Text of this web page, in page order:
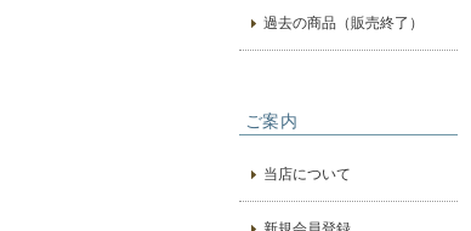
過去の商品（販売終了）
ご案内
当店について